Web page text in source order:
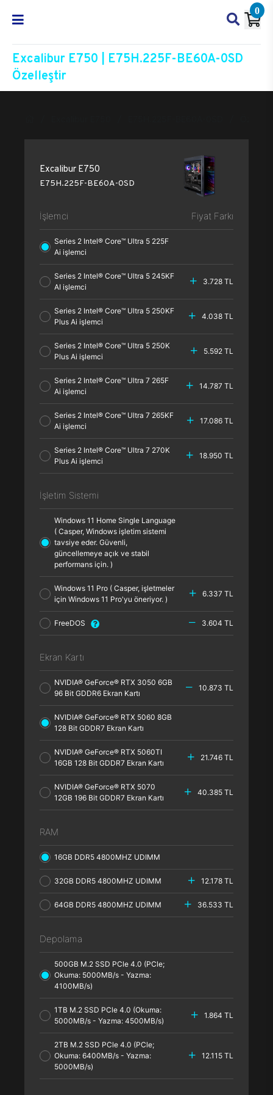
0
Excalibur E750 | E75H.225F-BE60A-0SD
Özelleştir
Excalibur E750
E75H.225F-BE60A-0SD
İşlemci Fiyat Farkı
Series 2 Intel® Core™ Ultra 5 225F
Ai işlemci
Series 2 Intel® Core™ Ultra 5 245KF
AI işlemci
3.728 TL
Series 2 Intel® Core™ Ultra 5 250KF
Plus Ai işlemci
4.038 TL
Series 2 Intel® Core™ Ultra 5 250K
Plus Ai işlemci
5.592 TL
Series 2 Intel® Core™ Ultra 7 265F
Ai işlemci
14.787 TL
Series 2 Intel® Core™ Ultra 7 265KF
Ai işlemci
17.086 TL
Series 2 Intel® Core™ Ultra 7 270K
Plus Ai işlemci
18.950 TL
İşletim Sistemi
Windows 11 Home Single Language
( Casper, Windows işletim sistemi
tavsiye eder. Güvenli,
güncellemeye açık ve stabil
performans için. )
Windows 11 Pro ( Casper, işletmeler
için Windows 11 Pro'yu öneriyor. )
6.337 TL
FreeDOS 3.604 TL
Ekran Kartı
NVIDIA® GeForce® RTX 3050 6GB
96 Bit GDDR6 Ekran Kartı
10.873 TL
NVIDIA® GeForce® RTX 5060 8GB
128 Bit GDDR7 Ekran Kartı
NVIDIA® GeForce® RTX 5060TI
16GB 128 Bit GDDR7 Ekran Kartı
21.746 TL
NVIDIA® GeForce® RTX 5070
12GB 196 Bit GDDR7 Ekran Kartı
40.385 TL
RAM
16GB DDR5 4800MHZ UDIMM
32GB DDR5 4800MHZ UDIMM 12.178 TL
64GB DDR5 4800MHZ UDIMM 36.533 TL
Depolama
500GB M.2 SSD PCle 4.0 (PCle;
Okuma: 5000MB/s - Yazma:
4100MB/s)
1TB M.2 SSD PCle 4.0 (Okuma:
5000MB/s - Yazma: 4500MB/s)
1.864 TL
2TB M.2 SSD PCle 4.0 (PCle;
Okuma: 6400MB/s - Yazma:
5000MB/s)
12.115 TL